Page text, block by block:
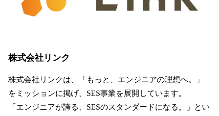
株式会社リンク
株式会社リンクは、「もっと、エンジニアの理想へ。」
をミッションに掲げ、SES事業を展開しています。
「エンジニアが誇る、SESのスタンダードになる。」とい